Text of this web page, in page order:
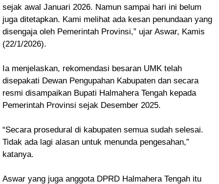
sejak awal Januari 2026. Namun sampai hari ini belum
juga ditetapkan. Kami melihat ada kesan penundaan yang
disengaja oleh Pemerintah Provinsi,” ujar Aswar, Kamis
(22/1/2026).
Ia menjelaskan, rekomendasi besaran UMK telah
disepakati Dewan Pengupahan Kabupaten dan secara
resmi disampaikan Bupati Halmahera Tengah kepada
Pemerintah Provinsi sejak Desember 2025.
“Secara prosedural di kabupaten semua sudah selesai.
Tidak ada lagi alasan untuk menunda pengesahan,”
katanya.
Aswar yang juga anggota DPRD Halmahera Tengah itu